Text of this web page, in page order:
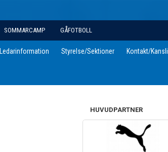
SOMMARCAMP GÅFOTBOLL
Ledarinformation Styrelse/Sektioner Kontakt/Kansli
HUVUDPARTNER